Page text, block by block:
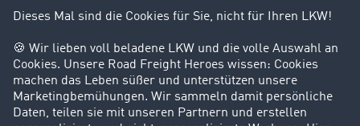
Kunden werben Kunden
Success Stories
Karriere